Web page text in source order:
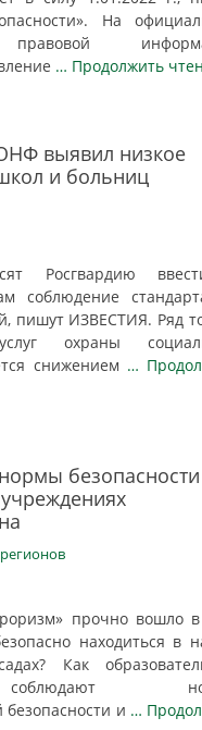
На
правовой
… Продолжить
выявил низкое
и больниц
Росгвардию
соблюдение
пишут ИЗВЕСТИЯ. Ряд
охраны
снижением …
прочно вошло
находиться в
Как
безопасности и …